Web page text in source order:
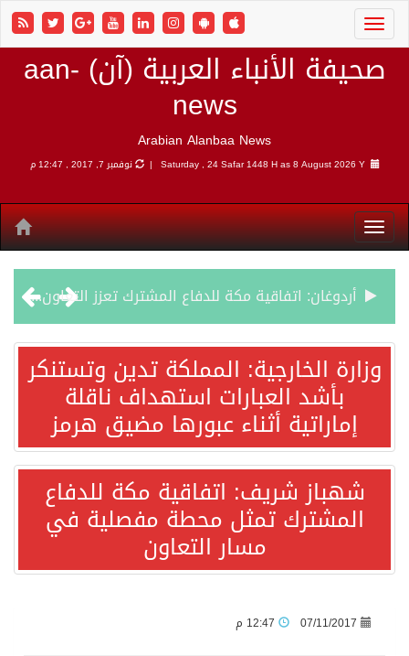
صحيفة الأنباء العربية (آن) aan-
news
Arabian Alanbaa News
Saturday , 24 Safar 1448 H as8 August 2026 Y | نوفمبر 7, 2017 , 12:47 م
أردوغان: اتفاقية مكة للدفاع المشترك تعزز التعاون الأمني ولا تستهدف أي دولة
سمو وزير الخارجية : اتفاقية مكة تعكس الإرادة السياسية لحماية أمن المنطقة
قفزة عالمية جديدة لتخصصات «الإعلام» بالأكاديمية العربية هيئة AQAS الألمانية تمنح برامج الإعلام بالأكاديمية العربية الاعتماد غير المشروط وفق المعايير الأوروبية..
وزير الخارجية السعودي: جميع إجراءات إسرائيل الأحادية في أراضي فلسطين باطلة
وزارة الخارجية: المملكة تدين وتستنكر
بأشد العبارات استهداف ناقلة
إماراتية أثناء عبورها مضيق هرمز
شهباز شريف: اتفاقية مكة للدفاع
المشترك تمثل محطة مفصلية في
مسار التعاون
07/11/2017